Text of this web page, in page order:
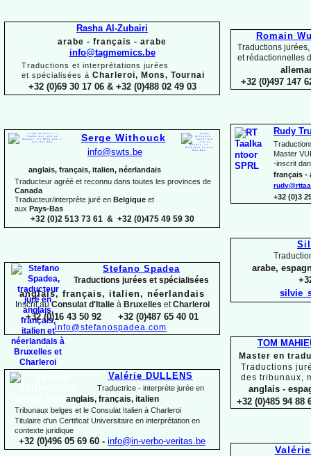
Romain
Traductions
et rédactionnelles
+32 (0)497 147
Rudy
Master
-inscrit
français -
+32 (0)3
arabe,
TOM
Master en
Traductions
des tribunaux,
anglais -
+32 (0)485 94 88
Rasha Al-Zubairi
arabe - français - arabe
info@tagmemics.be
Traductions et interprétations jurées
et spécialisées à Charleroi, Mons, Tournai
+32 (0)69 30 17 06 & +32 (0)488 02 49 03
Serge Withouck
info@swts.be
anglais, français, italien, néerlandais
Traducteur agréé et reconnu dans toutes les provinces de
Canada
Traducteur/interprète juré en Belgique et
aux Pays-Bas
+32 (0)2 513 73 61 & +32 (0)475 49 59 30
Stefano Spadea
Traductions jurées et spécialisées
anglais, français, italien, néerlandais
Inscrit auConsulat d'Italieà Bruxelles etCharleroi
+32 (0)16 43 50 92 +32 (0)487 65 40 01
info@stefanospadea.com
Valérie DULLENS
Traductrice -interprète jurée en
anglais, français, italien
Tribunaux belges et le Consulat Italien à Charleroi
Titulaire d'un Certificat Universitaire en interprétation en
contexte juridique
+32 (0)496 05 69 60 - info@in-verbo-veritas.be